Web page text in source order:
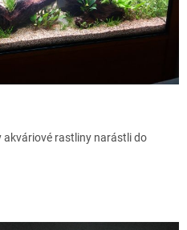
rastliny narástli do